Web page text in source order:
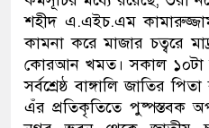
শহীদ এ.এইচ.এম
কামনা করে মাজার চত্বরে
কোরআন খমত। সকাল ১০টা
সর্বশ্রেষ্ঠ বাঙ্গালি জাতির
এঁর প্রতিকৃতিতে পুষ্পস্তবক